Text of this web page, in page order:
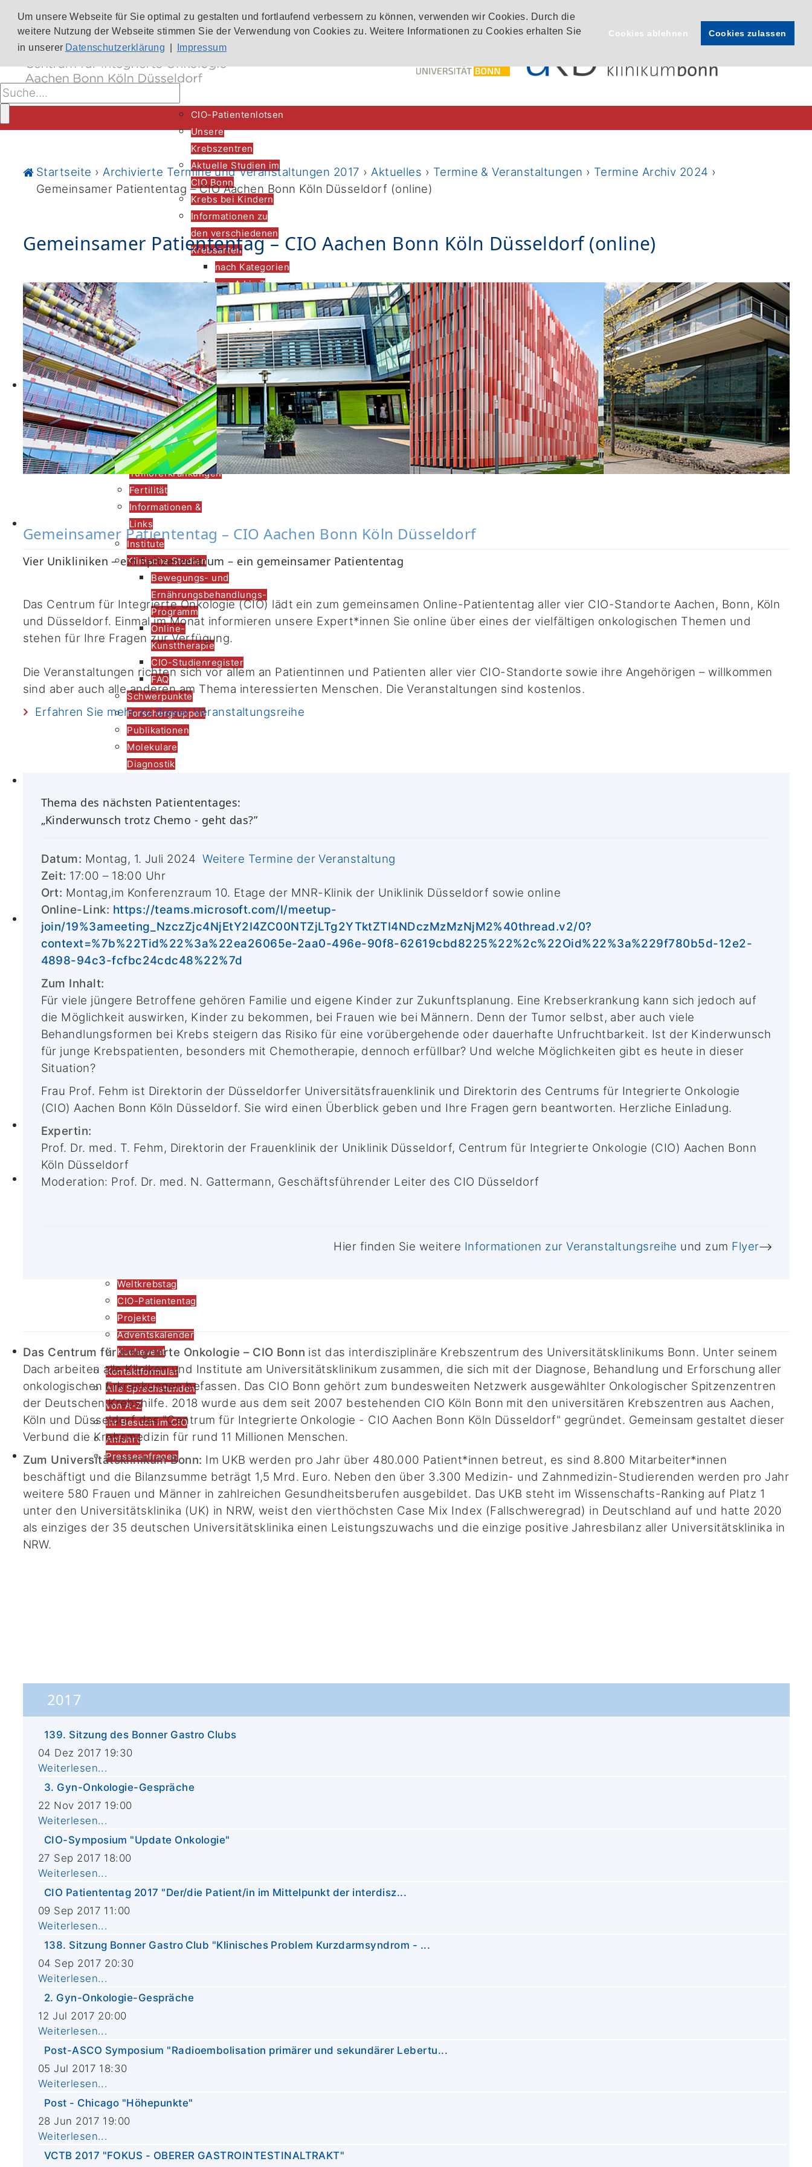
Um unsere Webseite für Sie optimal zu gestalten und fortlaufend verbessern zu können, verwenden wir Cookies. Durch die
weitere Nutzung der Webseite stimmen Sie der Verwendung von Cookies zu. Weitere Informationen zu Cookies erhalten Sie
in unserer Datenschutzerklärung Impressum
Cookies ablehnen Cookies zulassen
Behandlung im CIO
CIO-Patientenlotsen
Unsere
Krebszentren
Aktuelle Studien im
CIO Bonn
Krebs bei Kindern
Informationen zu
den verschiedenen
Krebsarten
nach Kategorien
von A biz Z
Immuntherapie
Unterstützende
Therapien &
Angebote
Onkologische
Fachpflege
Ernährung
Bewegung
Darmkrebsvorsorge
Familiäre/erbliche
Tumorerkrankungen
Fertilität
Informationen &
Links
Institute
Klinische Studien
Bewegungs- und
Ernährungsbehandlungs-
Programm
Online-
Kunsttherapie
CIO-Studienregister
FAQ
Schwerpunkte
Forschergruppen
Publikationen
Molekulare
Diagnostik
Lehre
PJ Wahltertial
Interdisziplinäre
Mildred Scheel
School of Oncology
(MSSO)
M.A.
ImmunoSensation
CIO Bonn
Vorstand &
Mitglieder
Onkologie
Externe klinische
Kooperationspartner
Krebsregister
CIO-Leitlinien
Helfen und Spenden
Zuweiser*innen
Zuweiserportal
Tumorboards
Aktuelles
Weltkrebstag
CIO-Patiententag
Projekte
Adventskalender
Kochevent
Kontakt
Kontaktformular
Alle Sprechstunden
von A-Z
Ihr Besuch im CIO
Anfahrt
Presseanfragen
Startseite ›Archivierte Termine und Veranstaltungen 2017 ›Aktuelles › Termine & Veranstaltungen › Termine Archiv 2024 ›
Gemeinsamer Patiententag – CIO Aachen Bonn Köln Düsseldorf (online)
Gemeinsamer Patiententag – CIO Aachen Bonn Köln Düsseldorf (online)
Gemeinsamer Patiententag – CIO Aachen Bonn Köln Düsseldorf
Vier Unikliniken–ein Spitzenzentrum– ein gemeinsamer Patiententag
Das Centrum für IntegrierteOnkologie (CIO) lädt ein zum gemeinsamen Online-Patiententag aller vier CIO-Standorte Aachen, Bonn, Köln
und Düsseldorf. Einmal im Monat informieren unsere Expert*innen Sie online über eines der vielfältigen onkologischen Themen und
stehen für Ihre Fragen zur Verfügung.
Die Veranstaltungen richten sich vor allem an Patientinnen und Patienten aller vier CIO-Standorte sowie ihre Angehörigen – willkommen
sind aber auch alle anderen am Thema interessierten Menschen. Die Veranstaltungen sind kostenlos.
Erfahren Sie mehr zu dieser Veranstaltungsreihe
Thema des nächsten Patiententages:
„Kinderwunsch trotz Chemo - geht das?”
Datum: Montag, 1. Juli 2024Weitere Termine der Veranstaltung
Zeit: 17:00–18:00 Uhr
Ort: Montag,im Konferenzraum 10. Etage der MNR-Klinik der Uniklinik Düsseldorf sowie online
Online-Link: https://teams.microsoft.com/l/meetup-
join/19%3ameeting_NzczZjc4NjEtY2I4ZC00NTZjLTg2YTktZTI4NDczMzMzNjM2%40thread.v2/0?
context=%7b%22Tid%22%3a%22ea26065e-2aa0-496e-90f8-62619cbd8225%22%2c%22Oid%22%3a%229f780b5d-12e2-
4898-94c3-fcfbc24cdc48%22%7d
Zum Inhalt:
Für viele jüngere Betroffene gehören Familie und eigene Kinder zur Zukunftsplanung. Eine Krebserkrankung kann sich jedoch auf
die Möglichkeit auswirken, Kinder zu bekommen, bei Frauen wie bei Männern. Denn der Tumor selbst, aber auch viele
Behandlungsformen bei Krebs steigern das Risiko für eine vorübergehende oder dauerhafte Unfruchtbarkeit. Ist der Kinderwunsch
für junge Krebspatienten, besonders mit Chemotherapie, dennoch erfüllbar? Und welche Möglichkeiten gibt es heute in dieser
Situation?
Frau Prof. Fehm ist Direktorin der Düsseldorfer Universitätsfrauenklinik und Direktorin des Centrums für Integrierte Onkologie
(CIO) Aachen Bonn Köln Düsseldorf. Sie wird einen Überblick geben und Ihre Fragen gern beantworten. Herzliche Einladung.
Expertin:
Prof. Dr. med. T. Fehm, Direktorin der Frauenklinik der Uniklinik Düsseldorf, Centrum für Integrierte Onkologie (CIO) Aachen Bonn
Köln Düsseldorf
Moderation: Prof. Dr. med. N. Gattermann, Geschäftsführender Leiter des CIO Düsseldorf
Hier finden Sie weitere Informationen zur Veranstaltungsreihe und zum Flyer
Das Centrum für Integrierte Onkologie – CIO Bonn ist das interdisziplinäre Krebszentrum des Universitätsklinikums Bonn. Unter seinem
Dach arbeiten alle Kliniken und Institute am Universitätsklinikum zusammen, die sich mit der Diagnose, Behandlung und Erforschung aller
onkologischen Erkrankungen befassen. Das CIO Bonn gehört zum bundesweiten Netzwerk ausgewählter Onkologischer Spitzenzentren
der Deutschen Krebshilfe. 2018 wurde aus dem seit 2007 bestehenden CIO Köln Bonn mit den universitären Krebszentren aus Aachen,
Köln und Düsseldorf das "Centrum für Integrierte Onkologie - CIO Aachen Bonn Köln Düsseldorf" gegründet. Gemeinsam gestaltet dieser
Verbund die Krebsmedizin für rund 11 Millionen Menschen.
Zum Universitätsklinikum Bonn: Im UKB werden pro Jahr über 480.000 Patient*innen betreut, es sind 8.800 Mitarbeiter*innen
beschäftigt und die Bilanzsumme beträgt 1,5 Mrd. Euro. Neben den über 3.300 Medizin- und Zahnmedizin-Studierenden werden pro Jahr
weitere 580 Frauen und Männer in zahlreichen Gesundheitsberufen ausgebildet. Das UKB steht im Wissenschafts-Ranking auf Platz 1
unter den Universitätsklinika (UK) in NRW, weist den vierthöchsten Case Mix Index (Fallschweregrad) in Deutschland auf und hatte 2020
als einziges der 35 deutschen Universitätsklinika einen Leistungszuwachs und die einzige positive Jahresbilanz aller Universitätsklinika in
NRW.
2017
139. Sitzung des Bonner Gastro Clubs
04 Dez 2017 19:30
Weiterlesen...
3. Gyn-Onkologie-Gespräche
22 Nov 2017 19:00
Weiterlesen...
CIO-Symposium "Update Onkologie"
27 Sep 2017 18:00
Weiterlesen...
CIO Patiententag 2017 "Der/die Patient/in im Mittelpunkt der interdisz...
09 Sep 2017 11:00
Weiterlesen...
138. Sitzung Bonner Gastro Club "Klinisches Problem Kurzdarmsyndrom - ...
04 Sep 2017 20:30
Weiterlesen...
2. Gyn-Onkologie-Gespräche
12 Jul 2017 20:00
Weiterlesen...
Post-ASCO Symposium "Radioembolisation primärer und sekundärer Lebertu...
05 Jul 2017 18:30
Weiterlesen...
Post - Chicago "Höhepunkte"
28 Jun 2017 19:00
Weiterlesen...
VCTB 2017 "FOKUS - OBERER GASTROINTESTINALTRAKT"